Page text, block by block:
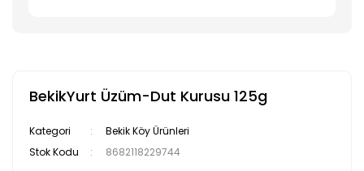
BekikYurt Üzüm-Dut Kurusu 125g
Kategori
Bekik Köy Ürünleri
Stok Kodu
8682118229744